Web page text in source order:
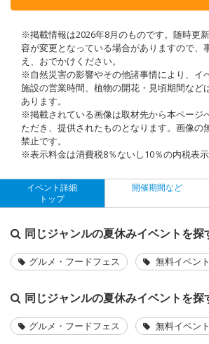
※掲載情報は2026年8月のものです。随時更
容が変更となっている場合がありますので、
え、おでかけください。
※自然災害の影響やその他諸事情により、イ
施設の営業時間、植物の開花・見頃期間など
あります。
※掲載されている画像は取材先から本ページ
ただき、提供されたものとなります。画像の
禁止です。
※表示料金は消費税8％ないし10％の内税表示
イベント詳細
トップ
開催期間など
同じジャンルの夏休みイベントを探
グルメ・フードフェス 無料イベント
同じジャンルの夏休みイベントを探
グルメ・フードフェス 無料イベント